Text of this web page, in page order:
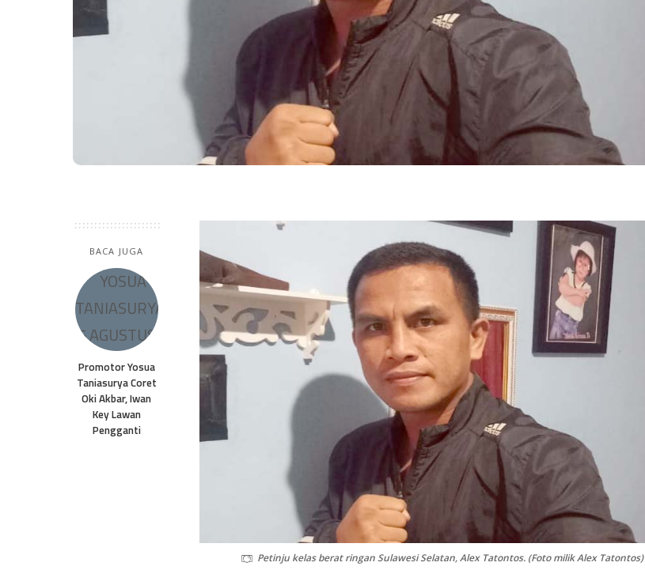
BACA JUGA
Promotor Yosua
Taniasurya Coret
Oki Akbar, Iwan
Key Lawan
Pengganti
Petinju kelas berat ringan Sulawesi Selatan, Alex Tatontos. (Foto milik Alex Tatontos)